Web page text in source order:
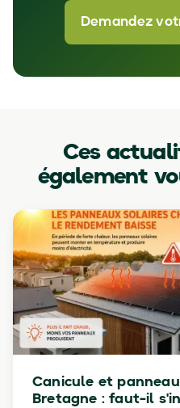
Demandez
Ces
également
Canicule et
Bretagne : faut-il